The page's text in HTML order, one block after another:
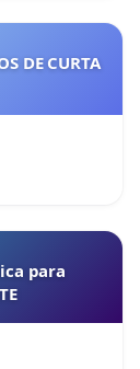
DE CURTA
para